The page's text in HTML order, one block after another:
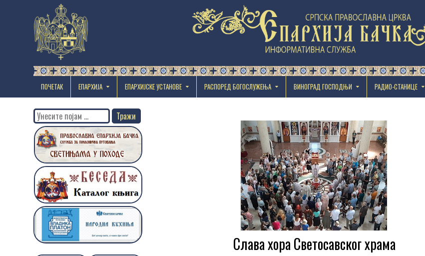
ПОЧЕТАК ЕПАРХИЈА EПАРХИЈСКЕ УСТАНОВЕ РАСПОРЕД БОГОСЛУЖЕЊА ВИНОГРАД ГОСПОДЊИ РАДИО-СТАНИЦЕ
Слава хора Светосавског храма
Search
for: